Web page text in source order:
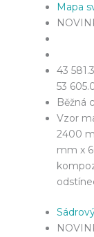
Mapa
43
53
Běžná
Vzor
2400
mm x